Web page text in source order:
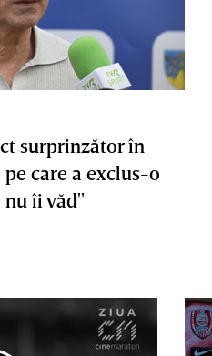
surprinzător în
care a exclus-o
îi văd"